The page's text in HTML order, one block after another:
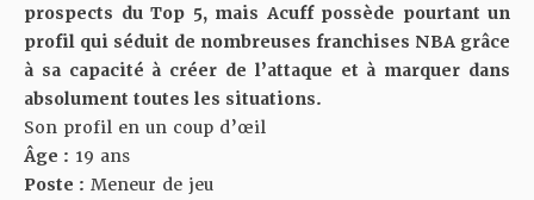
prospects du Top 5, mais Acuff possède pourtant un
profil qui séduit de nombreuses franchises NBA grâce
à sa capacité à créer de l’attaque et à marquer dans
absolument toutes les situations.
Son profil en un coup d’œil
Âge : 19 ans
Poste : Meneur de jeu